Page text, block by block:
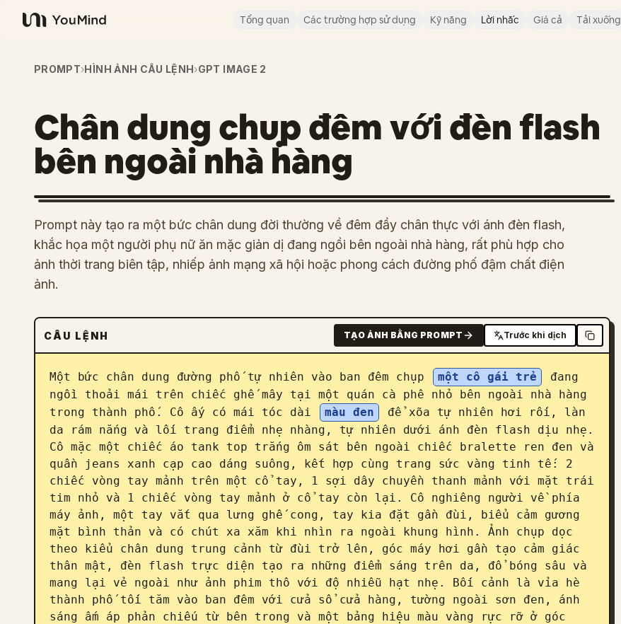
YouMind
Tổng quan Các trường hợp sử dụng Kỹ năng Lời nhắc Giá cả Tải xuống
PROMPT›HÌNH ẢNH CÂU LỆNH›GPT IMAGE 2
Chân dung chụp đêm với đèn flash
bên ngoài nhà hàng
Prompt này tạo ra một bức chân dung đời thường về đêm đầy chân thực với ánh đèn flash,
khắc họa một người phụ nữ ăn mặc giản dị đang ngồi bên ngoài nhà hàng, rất phù hợp cho
ảnh thời trang biên tập, nhiếp ảnh mạng xã hội hoặc phong cách đường phố đậm chất điện
ảnh.
CÂU LỆNH TẠO ẢNH BẰNG PROMPT Trước khi dịch
Một bức chân dung đường phố tự nhiên vào ban đêm chụp một cô gái trẻ
đang
ngồi thoải mái trên chiếc ghế mây tại một quán cà phê nhỏ bên ngoài nhà hàng
trong thành phố. Cô ấy có mái tóc dài
màu đen
để xõa tự nhiên hơi rối, làn
da rám nắng và lối trang điểm nhẹ nhàng, tự nhiên dưới ánh đèn flash dịu nhẹ.
Cô mặc một chiếc áo tank top trắng ôm sát bên ngoài chiếc bralette ren đen và
quần jeans xanh cạp cao dáng suông, kết hợp cùng trang sức vàng tinh tế: 2
chiếc vòng tay mảnh trên một cổ tay, 1 sợi dây chuyền thanh mảnh với mặt trái
tim nhỏ và 1 chiếc vòng tay mảnh ở cổ tay còn lại. Cô nghiêng người về phía
máy ảnh, một tay vắt qua lưng ghế cong, tay kia đặt gần đùi, biểu cảm gương
mặt bình thản và có chút xa xăm khi nhìn ra ngoài khung hình. Ảnh chụp dọc
theo kiểu chân dung trung cảnh từ đùi trở lên, góc máy hơi gần tạo cảm giác
thân mật, đèn flash trực diện tạo ra những điểm sáng trên da, đổ bóng sâu và
mang lại vẻ ngoài như ảnh phim thô với độ nhiễu hạt nhẹ. Bối cảnh là vỉa hè
thành phố tối tăm vào ban đêm với cửa sổ cửa hàng, tường ngoài sơn đen, ánh
sáng ấm áp phản chiếu từ bên trong và một bảng hiệu màu vàng rực rỡ ở góc